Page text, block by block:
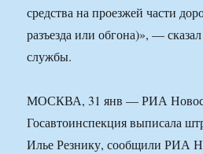
средства на проезжей части
разъезда или обгона)», —
службы.
МОСКВА, 31 янв — РИА
Госавтоинспекция выписала
Илье Резнику, сообщили РИА